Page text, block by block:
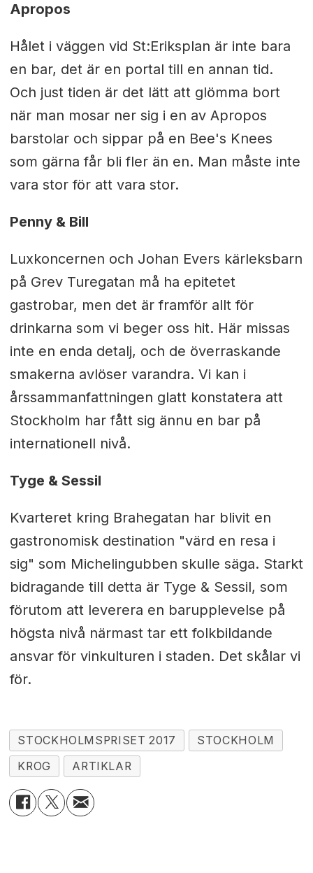
Apropos
Hålet i väggen vid St:Eriksplan är inte bara
en bar, det är en portal till en annan tid.
Och just tiden är det lätt att glömma bort
när man mosar ner sig i en av Apropos
barstolar och sippar på en Bee's Knees
som gärna får bli fler än en. Man måste inte
vara stor för att vara stor.
Penny & Bill
Luxkoncernen och Johan Evers kärleksbarn
på Grev Turegatan må ha epitetet
gastrobar, men det är framför allt för
drinkarna som vi beger oss hit. Här missas
inte en enda detalj, och de överraskande
smakerna avlöser varandra. Vi kan i
årssammanfattningen glatt konstatera att
Stockholm har fått sig ännu en bar på
internationell nivå.
Tyge & Sessil
Kvarteret kring Brahegatan har blivit en
gastronomisk destination "värd en resa i
sig" som Michelingubben skulle säga. Starkt
bidragande till detta är Tyge & Sessil, som
förutom att leverera en barupplevelse på
högsta nivå närmast tar ett folkbildande
ansvar för vinkulturen i staden. Det skålar vi
för.
STOCKHOLMSPRISET 2017
STOCKHOLM
KROG
ARTIKLAR